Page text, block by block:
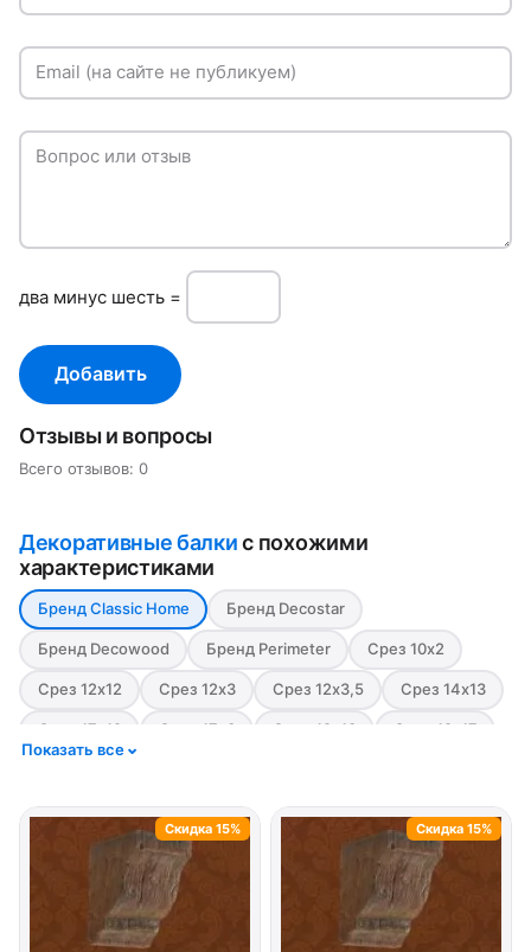
Email (на сайте не публикуем)
Вопрос или отзыв
двa минуc шесть =
Добавить
Отзывы и вопросы
Всего отзывов: 0
Декоративные балкис похожими
характеристиками
Бренд Classic Home Бренд Decostar
Бренд Decowood Бренд Perimeter Срез 10х2
Срез 12х12 Срез 12х3 Срез 12х3,5 Срез 14х13
Срез 17х19 Срез 17х3 Срез 19х13 Срез 19х17
Стиль Модерн Стиль Рустик Цвет Белый
Цвет Красный Цвет светлый Цвет Серый
Цвет тёмный
Показать все
Скидка 15% Скидка 15%